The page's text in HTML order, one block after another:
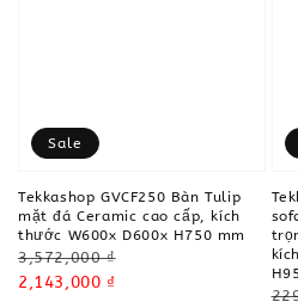
Sale
Tekkashop GVCF250 Bàn Tulip
mặt đá Ceramic cao cấp, kích
thước W600x D600x H750 mm
Regular
price
3,572,000 ₫
Sale
2,143,000 ₫